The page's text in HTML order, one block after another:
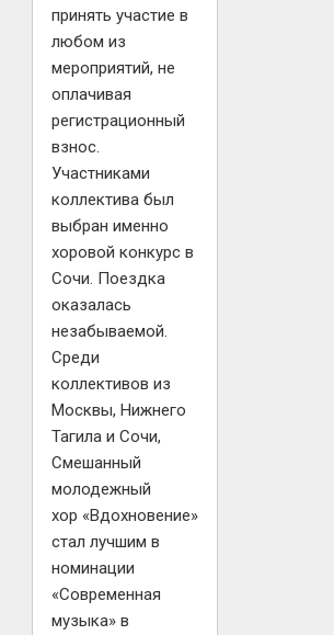
принять участие в
любом из
мероприятий, не
оплачивая
регистрационный
взнос.
Участниками
коллектива был
выбран именно
хоровой конкурс в
Сочи. Поездка
оказалась
незабываемой.
Среди
коллективов из
Москвы, Нижнего
Тагила и Сочи,
Смешанный
молодежный
хор «Вдохновение»
стал лучшим в
номинации
«Современная
музыка» в